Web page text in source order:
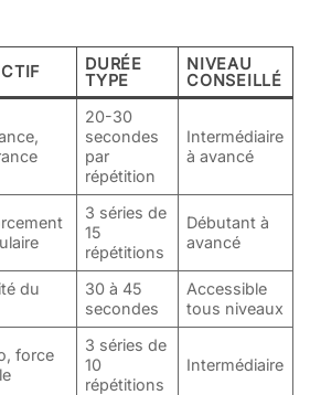
DURÉE
TYPE
NIVEAU
CONSEILLÉ
20-30
secondes
par
répétition
Intermédiaire
à avancé
3 séries de
15
répétitions
Débutant à
avancé
du
30 à 45
secondes
Accessible
tous niveaux
force
3 séries de
10
répétitions
Intermédiaire